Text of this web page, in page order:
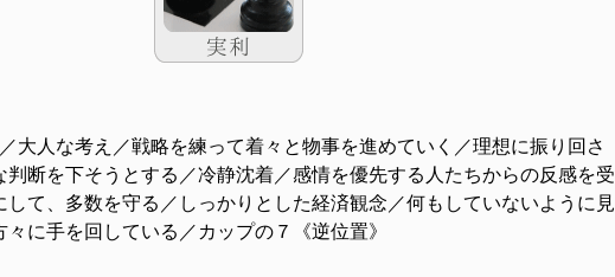
大人な考え／戦略を練って着々と物事を進めていく／理想に振り回さ
判断を下そうとする／冷静沈着／感情を優先する人たちからの反感を受
して、多数を守る／しっかりとした経済観念／何もしていないように見
々に手を回している／カップの７《逆位置》